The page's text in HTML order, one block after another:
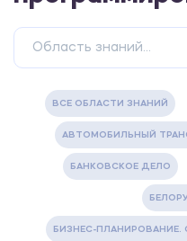
ВСЕ ОБЛАСТИ ЗНАНИЙ
АВТОМОБИЛЬНЫЙ
БАНКОВСКОЕ ДЕЛО
БИЗНЕС-